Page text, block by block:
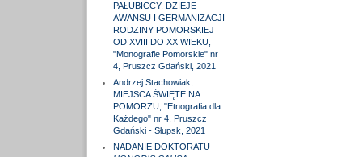
PAŁUBICCY. DZIEJE
AWANSU I GERMANIZACJI
RODZINY POMORSKIEJ
OD XVIII DO XX WIEKU,
"Monografie Pomorskie" nr
4, Pruszcz Gdański, 2021
Andrzej Stachowiak,
MIEJSCA ŚWIĘTE NA
POMORZU, "Etnografia dla
Każdego" nr 4, Pruszcz
Gdański - Słupsk, 2021
NADANIE DOKTORATU